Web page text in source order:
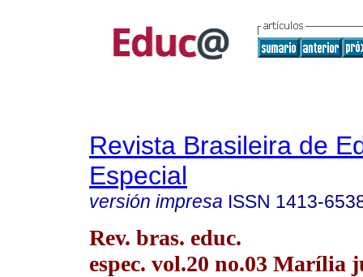
Revista Brasileira de
Especial
versión impresa ISSN 1413-
Rev. bras. educ.
espec. vol.20 no.03 Marília